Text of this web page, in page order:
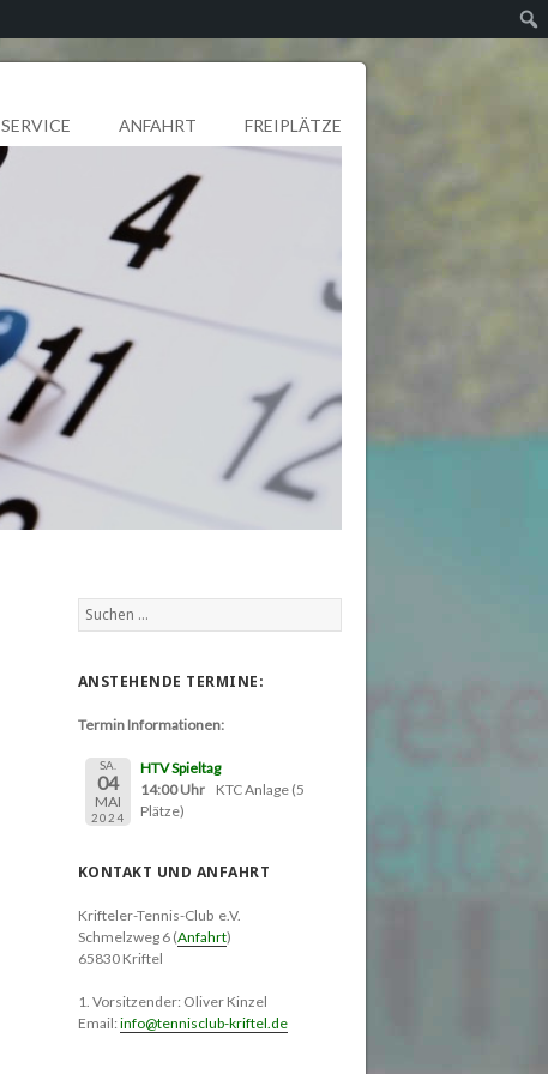
SERVICE ANFAHRT FREIPLÄTZE
Suchen
nach:
ANSTEHENDE TERMINE:
Termin Informationen:
SA.
04
MAI
2024
HTV Spieltag
14:00 Uhr
KTC Anlage (5
Plätze)
KONTAKT UND ANFAHRT
Krifteler-Tennis-Club e.V.
Schmelzweg 6 (Anfahrt)
65830 Kriftel
1. Vorsitzender: Oliver Kinzel
Email: info@tennisclub-kriftel.de